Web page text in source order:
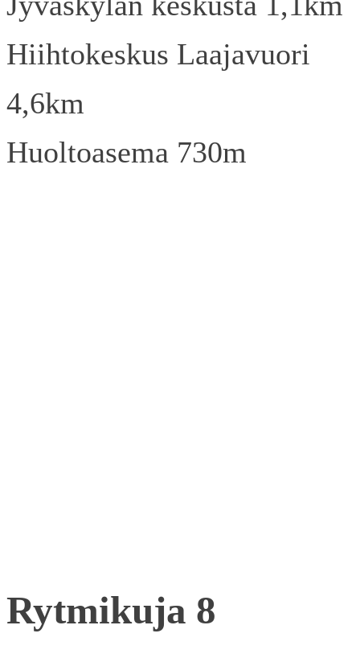
Hiihtokeskus Laajavuori
4,6km
Huoltoasema 730m
Rytmikuja 8